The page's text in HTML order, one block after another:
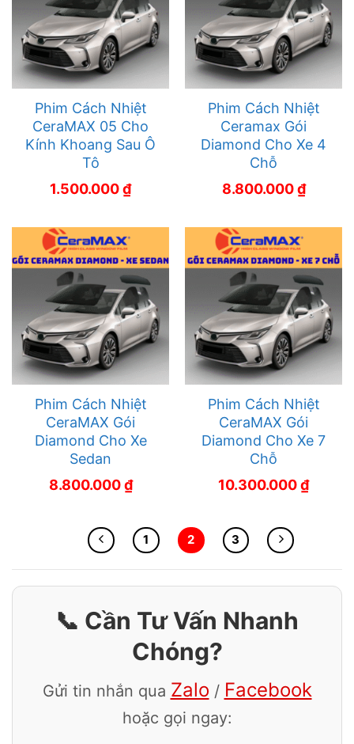
Phim Cách Nhiệt
CeraMAX 05 Cho
Kính Khoang Sau Ô
Tô
1.500.000₫
Phim Cách Nhiệt
Ceramax Gói
Diamond Cho Xe 4
Chỗ
8.800.000₫
Phim Cách Nhiệt
CeraMAX Gói
Diamond Cho Xe
Sedan
8.800.000₫
Phim Cách Nhiệt
CeraMAX Gói
Diamond Cho Xe 7
Chỗ
10.300.000₫
1 2 3
📞 Cần Tư Vấn Nhanh
Chóng?
Gửi tin nhắn qua Zalo / Facebook
hoặc gọi ngay: